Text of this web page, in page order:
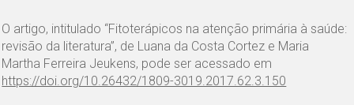
O artigo, intitulado “Fitoterápicos na atenção primária à saúde:
revisão da literatura”, de Luana da Costa Cortez e Maria
Martha Ferreira Jeukens, pode ser acessado em
https://doi.org/10.26432/1809-3019.2017.62.3.150